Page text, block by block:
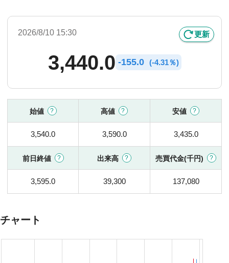
2026/8/10 15:30 更新
3,440.0 -155.0 (-4.31％)
始値 高値 安値
3,540.0 3,590.0 3,435.0
前日終値 出来高 売買代金(千円)
3,595.0 39,300 137,080
チャート